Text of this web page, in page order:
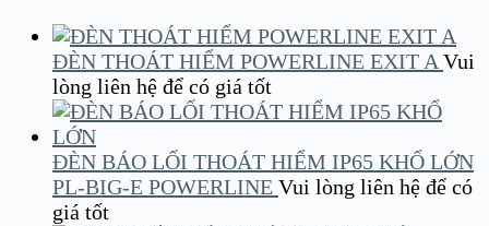
ĐÈN THOÁT HIỂM POWERLINE EXIT A Vui
lòng liên hệ để có giá tốt
ĐÈN BÁO LỐI THOÁT HIỂM IP65 KHỔ LỚN
PL-BIG-E POWERLINE Vui lòng liên hệ để có
giá tốt